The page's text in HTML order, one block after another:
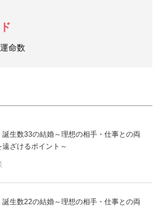
命数
誕生数33の結婚～理想の相手・仕事との両
遠ざけるポイント～
誕生数22の結婚～理想の相手・仕事との両